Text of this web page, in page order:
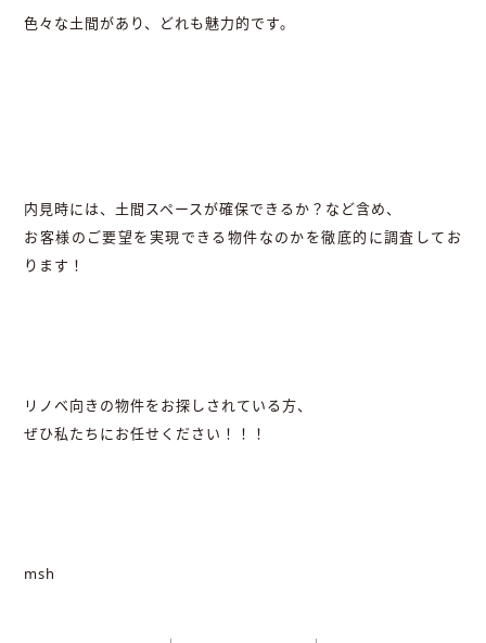
色々な土間があり、どれも魅力的です。
内見時には、土間スペースが確保できるか？など含め、
お客様のご要望を実現できる物件なのかを徹底的に調査してお
ります！
リノベ向きの物件をお探しされている方、
ぜひ私たちにお任せください！！！
msh